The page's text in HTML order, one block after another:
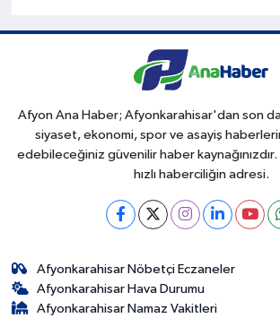
Afyon Ana Haber; Afyonkarahisar'dan son
siyaset, ekonomi, spor ve asayiş
edebileceğiniz güvenilir haber
hızlı haberciliğin adresi.
Afyonkarahisar Nöbetçi Eczaneler
Afyonkarahisar Hava Durumu
Afyonkarahisar Namaz Vakitleri